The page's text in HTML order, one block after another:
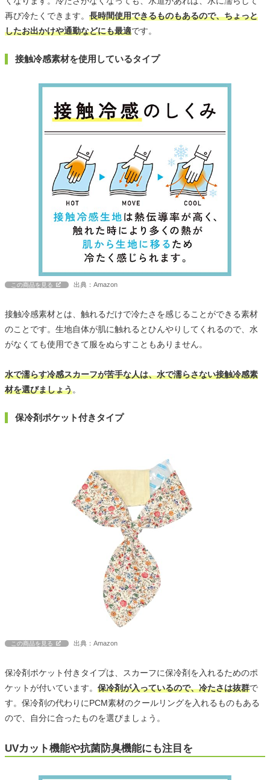
再び冷たくできます。 長時間使用できるものもあるので、ちょっと
したお出かけや通勤などにも最適です。
接触冷感素材を使用しているタイプ
この商品を見る 出典：Amazon
接触冷感素材とは、触れるだけで冷たさを感じることができる素材
のことです。生地自体が肌に触れるとひんやりしてくれるので、水
がなくても使用できて服をぬらすこともありません。
水で濡らす冷感スカーフが苦手な人は、水で濡らさない接触冷感素
材を選びましょう。
保冷剤ポケット付きタイプ
この商品を見る 出典：Amazon
保冷剤ポケット付きタイプは、スカーフに保冷剤を入れるためのポ
ケットが付いています。 保冷剤が入っているので、冷たさは抜群で
す。保冷剤の代わりにPCM素材のクールリングを入れるものもある
ので、自分に合ったものを選びましょう。
UVカット機能や抗菌防臭機能にも注目を